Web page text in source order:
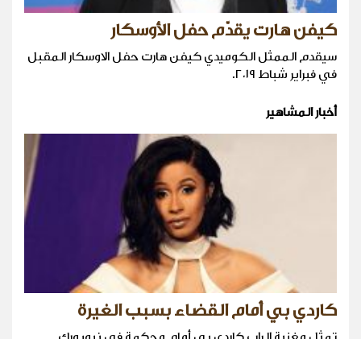
كيفن هارت يقدّم حفل الأوسكار
سيقدم الممثل الكوميدي كيفن هارت حفل الاوسكار المقبل
في فبراير شباط ٢٠١٩.
أخبار المشاهير
كاردي بي أمام القضاء بسبب الغيرة